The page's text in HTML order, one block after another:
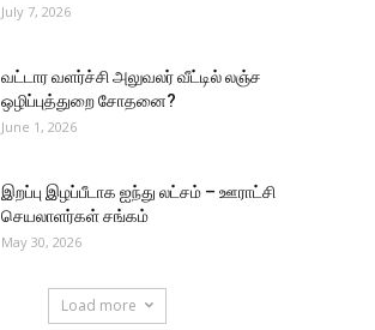
July 7, 2026
வட்டார வளர்ச்சி அலுவலர் வீட்டில் லஞ்ச
ஒழிப்புத்துறை சோதனை?
June 1, 2026
இறப்பு இழப்பீடாக ஐந்து லட்சம் – ஊராட்சி
செயலாளர்கள் சங்கம்
May 30, 2026
Load more